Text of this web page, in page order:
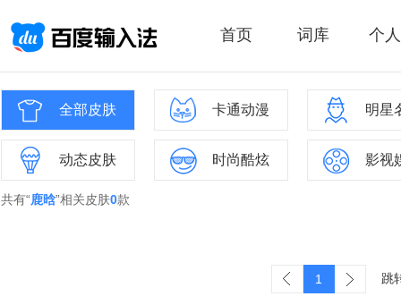
首页 词库 个
全部皮肤 卡通动漫 明星
动态皮肤 时尚酷炫 影视
共有“鹿晗”相关皮肤0款
1 跳